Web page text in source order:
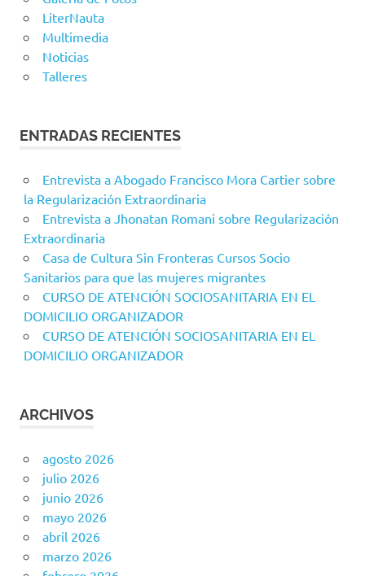
LiterNauta
Multimedia
Noticias
Talleres
ENTRADAS RECIENTES
Entrevista a Abogado Francisco Mora Cartier sobre
la Regularización Extraordinaria
Entrevista a Jhonatan Romani sobre Regularización
Extraordinaria
Casa de Cultura Sin Fronteras Cursos Socio
Sanitarios para que las mujeres migrantes
CURSO DE ATENCIÓN SOCIOSANITARIA EN EL
DOMICILIO ORGANIZADOR
CURSO DE ATENCIÓN SOCIOSANITARIA EN EL
DOMICILIO ORGANIZADOR
ARCHIVOS
agosto 2026
julio 2026
junio 2026
mayo 2026
abril 2026
marzo 2026